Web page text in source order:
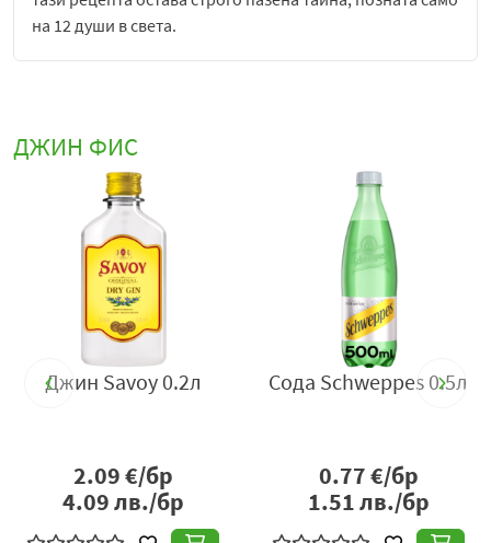
на 12 души в света.
Александър Гордън Енд Ко., Лейксайд
Драйв, Парк Роял, Лондон, Великобритания.
Вносител:Авенди ООД, гр. София 1528, ул. Искърско
шосе №7, тел: +359 (20) 973 1181, e-
office@avendi.bg
ДЖИН ФИС
Джин Savoy 0.2л
2.09€/бр
4.09лв./бр
Сода Schweppes 0.5л
0.77€/бр
1.51лв./бр